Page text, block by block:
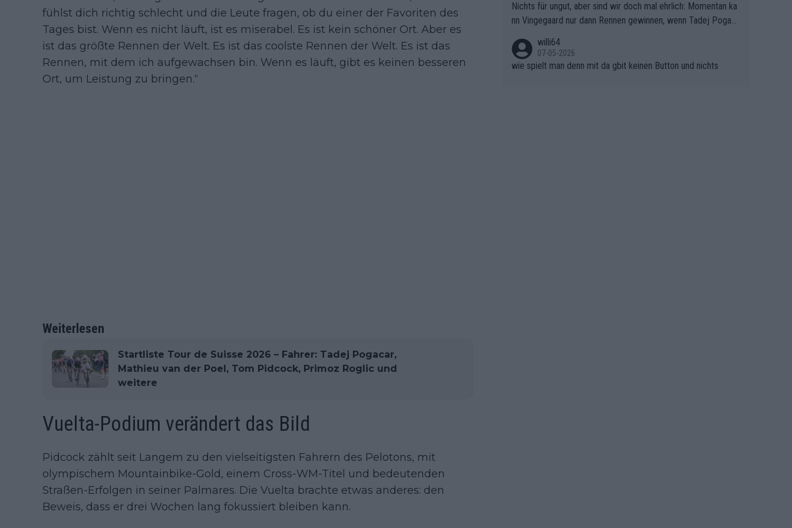
fühlst dich richtig schlecht und die Leute fragen, ob du einer der Favoriten des
Tages bist. Wenn es nicht läuft, ist es miserabel. Es ist kein schöner Ort. Aber es
ist das größte Rennen der Welt. Es ist das coolste Rennen der Welt. Es ist das
Rennen, mit dem ich aufgewachsen bin. Wenn es läuft, gibt es keinen besseren
Ort, um Leistung zu bringen.“
Weiterlesen
Startliste Tour de Suisse 2026 – Fahrer: Tadej Pogacar,
Mathieu van der Poel, Tom Pidcock, Primoz Roglic und
weitere
Vuelta-Podium verändert das Bild
Pidcock zählt seit Langem zu den vielseitigsten Fahrern des Pelotons, mit
olympischem Mountainbike-Gold, einem Cross-WM-Titel und bedeutenden
Straßen-Erfolgen in seiner Palmares. Die Vuelta brachte etwas anderes: den
Beweis, dass er drei Wochen lang fokussiert bleiben kann.
große Finale Richtung Nizza. Niewiadoma hat psychologisch O
berwasser, aber SD Worx und Vollering müssen jetzt All-In ge
hen. (gregmann)
Nichts für ungut, aber sind wir doch mal ehrlich: Momentan ka
nn Vingegaard nur dann Rennen gewinnen, wenn Tadej Pogaca
willi64
07-05-2026
wie spielt man denn mit da gbit keinen Button und nichts